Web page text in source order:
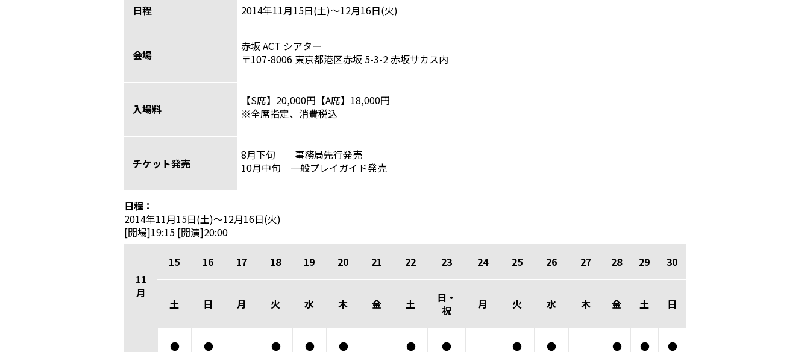
日程 2014年11月15日(土)〜12月16日(火)
会場
赤坂 ACT シアター
〒107-8006 東京都港区赤坂 5-3-2 赤坂サカス内
入場料
【S席】20,000円【A席】18,000円
※全席指定、消費税込
チケット発売
8月下旬 事務局先行発売
10月中旬 一般プレイガイド発売
日程：
2014年11月15日(土)〜12月16日(火)
[開場]19:15 [開演]20:00
11
月
15 16 17 18 19 20 21 22 23 24 25 26 27 28 29 30
土 日 月 火 水 木 金 土
日・
祝
月 火 水 木 金 土 日
● ● ● ● ● ● ● ● ● ● ● ●